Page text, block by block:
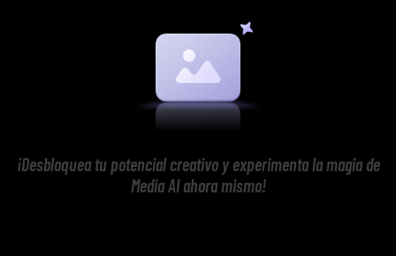
¡Desbloquea tu potencial creativo y experimenta la magia de
Media AI ahora mismo!